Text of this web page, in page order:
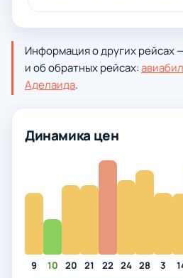
Информация о других рейсах
и об обратных рейсах:
Аделаида.
Динамика цен
9 10 20 21 22 24 28 3